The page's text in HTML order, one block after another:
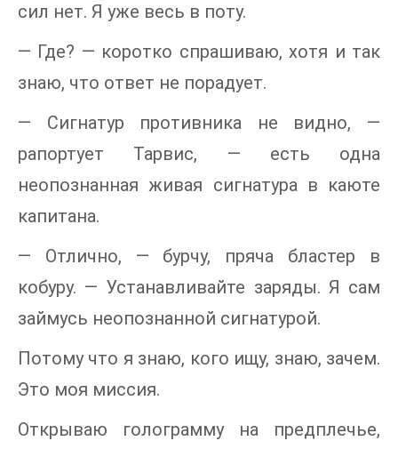
сил нет. Я уже весь в поту.
— Где? — коротко спрашиваю, хотя и так
знаю, что ответ не порадует.
— Сигнатур противника не видно, —
рапортует Тарвис, — есть одна
неопознанная живая сигнатура в каюте
капитана.
— Отлично, — бурчу, пряча бластер в
кобуру. — Устанавливайте заряды. Я сам
займусь неопознанной сигнатурой.
Потому что я знаю, кого ищу, знаю, зачем.
Это моя миссия.
Открываю голограмму на предплечье,